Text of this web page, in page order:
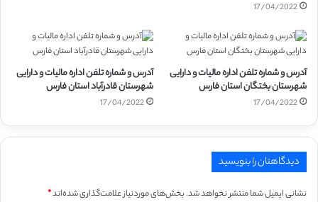
17/04/2022
آدرس و شماره تلفن اداره مالیات و دارایی
شهرستان بختگان استان فارس
17/04/2022
آدرس و شماره تلفن اداره مالیات و دارایی
شهرستان قادرآباد استان فارس
17/04/2022
دیدگاهتان را بنویسید
نشانی ایمیل شما منتشر نخواهد شد.بخش‌های موردنیاز علامت‌گذاری شده‌اند*